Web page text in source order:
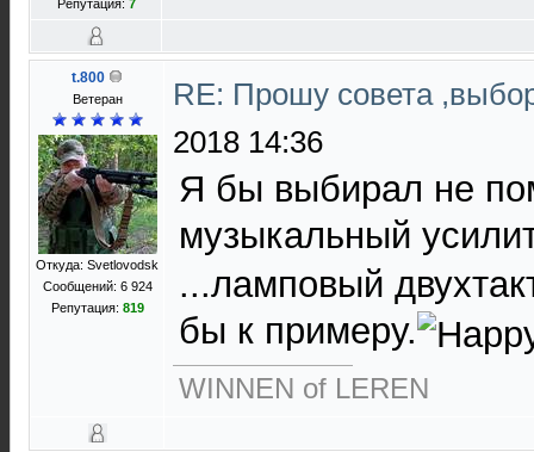
Репутация: 7
t.800
Ветеран
Откуда: Svetlovodsk
Сообщений: 6 924
Репутация: 819
RE: Прошу совета
2018 14:36
Я бы выбирал не
музыкальный
...ламповый
бы к примеру.
WINNEN of LEREN